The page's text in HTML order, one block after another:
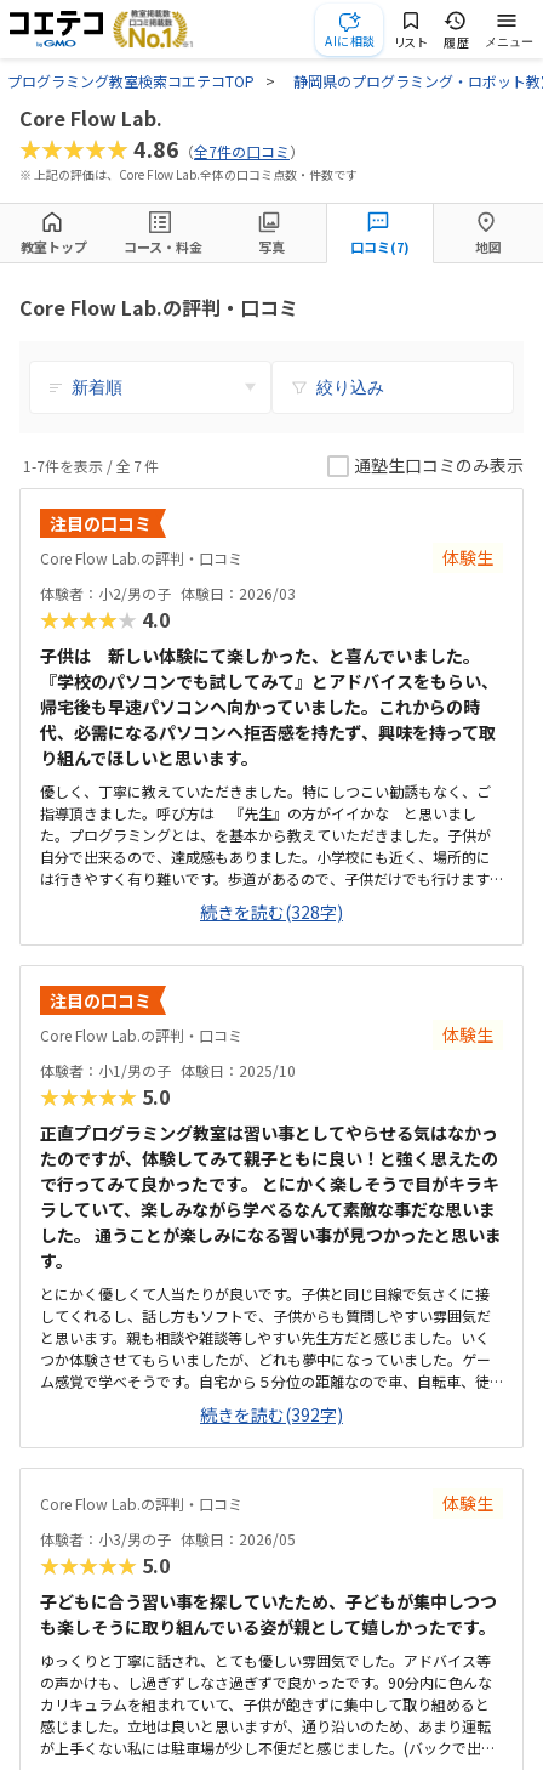
AIに相談 リスト 履歴 メニュー
プログラミング教室検索コエテコTOP 静岡県のプログラミング・ロボット
Core Flow Lab.
★★★★★4.86 （全7件の口コミ）
※ 上記の評価は、Core Flow Lab.全体の口コミ点数・件数です
教室トップ コース・料金 写真 口コミ(7) 地図
Core Flow Lab.の評判・口コミ
絞り込み
1-7件を表示 / 全 7件 通塾生口コミのみ表示
注目の口コミ
Core Flow Lab.の評判・口コミ 体験生
体験者：小2/男の子 体験日：2026/03
★★★★★ 4.0
子供は 新しい体験にて楽しかった、と喜んでいました。
『学校のパソコンでも試してみて』とアドバイスをもらい、
帰宅後も早速パソコンへ向かっていました。これからの時
代、必需になるパソコンへ拒否感を持たず、興味を持って取
り組んでほしいと思います。
優しく、丁寧に教えていただきました。特にしつこい勧誘もなく、ご
指導頂きました。呼び方は 『先生』の方がイイかな と思いまし
た。プログラミングとは、を基本から教えていただきました。子供が
自分で出来るので、達成感もありました。小学校にも近く、場所的に
は行きやすく有り難いです。歩道があるので、子供だけでも行けます
新しい建物にて、木の香りがしてキレイでした。いつも、外から教室
が見えるので 解放感はあります。入会金１万円、月３回9,800円、月
６回17,000円１回９０分 時間が長めで、子供が夢中にいつまでもの
めり込みますね。時間を過ぎても優しく見守ってくれます。気楽に体
験申込が出来て、親切に体験、教えていただきました。パソコンへ触
れる楽しさを教わりました。
続きを読む(328字)
注目の口コミ
Core Flow Lab.の評判・口コミ 体験生
体験者：小1/男の子 体験日：2025/10
★★★★★ 5.0
正直プログラミング教室は習い事としてやらせる気はなかっ
たのですが、体験してみて親子ともに良い！と強く思えたの
で行ってみて良かったです。 とにかく楽しそうで目がキラキ
ラしていて、楽しみながら学べるなんて素敵な事だな思いま
した。 通うことが楽しみになる習い事が見つかったと思いま
す。
とにかく優しくて人当たりが良いです。子供と同じ目線で気さくに接
してくれるし、話し方もソフトで、子供からも質問しやすい雰囲気だ
と思います。親も相談や雑談等しやすい先生方だと感じました。いく
つか体験させてもらいましたが、どれも夢中になっていました。ゲー
ム感覚で学べそうです。自宅から５分位の距離なので車、自転車、徒
歩でも通えそうです。場所もわかりやすいので、今後子供一人で行く
事になっても安心です。それも決め手になりました。新築でとても綺
麗でお洒落です。窓が大きく部屋の中は明るくて過ごしやすいと思い
ました。プログラミング教室の相場がわからず、他の習い事よりは高
ようです。行く前からワクワクしており、体験後も楽しかったー！と
ニコニコでした。雰囲気も良く、場所見知り＆人見知りの息子です
が、とてもリラックスして過ごせていました。
続きを読む(392字)
Core Flow Lab.の評判・口コミ 体験生
体験者：小3/男の子 体験日：2026/05
★★★★★ 5.0
子どもに合う習い事を探していたため、子どもが集中しつつ
も楽しそうに取り組んでいる姿が親として嬉しかったです。
ゆっくりと丁寧に話され、とても優しい雰囲気でした。アドバイス等
の声かけも、し過ぎずしなさ過ぎずで良かったです。90分内に色んな
カリキュラムを組まれていて、子供が飽きずに集中して取り組めると
感じました。立地は良いと思いますが、通り沿いのため、あまり運転
が上手くない私には駐車場が少し不便だと感じました。(バックで出る